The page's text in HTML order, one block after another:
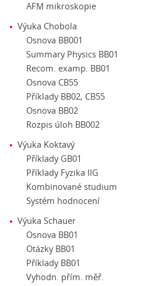
AFM mikroskopie
Výuka Chobola
Osnova BB001
Summary Physics BB01
Recom. examp. BB01
Osnova CB55
Příklady BB02, CB55
Osnova BB02
Rozpis úloh BB002
Výuka Koktavý
Příklady GB01
Příklady Fyzika IIG
Kombinované studium
Systém hodnocení
Výuka Schauer
Osnova BB01
Otázky BB01
Příklady BB01
Vyhodn. přím. měř.